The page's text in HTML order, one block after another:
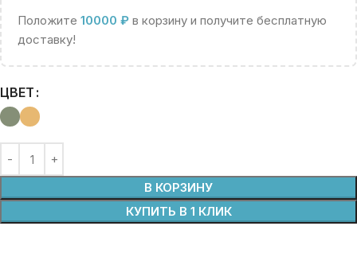
Положите 10000 ₽ в корзину и получите бесплатную
доставку!
ЦВЕТ
В КОРЗИНУ
КУПИТЬ В 1 КЛИК